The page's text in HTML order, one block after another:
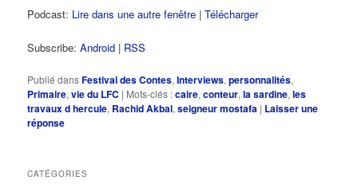
Podcast: Lire dans une autre fenêtre |Télécharger
Subscribe:Android | RSS
Publié dansFestival des Contes,Interviews,personnalités,
Primaire,vie du LFC | Mots-clés :caire,conteur,la sardine,les
travaux d hercule, Rachid Akbal,seigneur mostafa | Laisser une
réponse
CATÉGORIES